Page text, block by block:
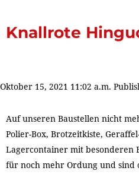
Knallrote
Oktober 15, 2021 11:02 a.m.
Auf unseren Baustellen nicht
Polier-Box, Brotzeitkiste,
Lagercontainer mit besonderen
für noch mehr Ordung und sind